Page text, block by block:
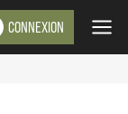
CONNEXION